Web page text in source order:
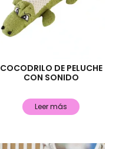
COCODRILO DE PELUCHE
CON SONIDO
Leer más